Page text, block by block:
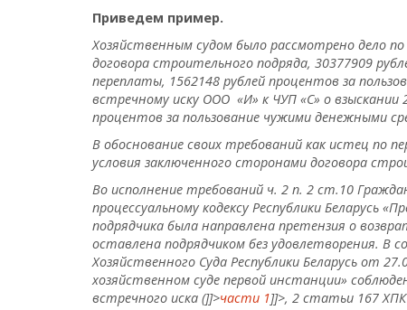
Приведем пример.
Хозяйственным судом было рассмотрено дело
договора строительного подряда, 30377909
переплаты, 1562148 рублей процентов за
встречному иску ООО «И» к ЧУП «С» о взыскании
процентов за пользование чужими денежными
В обоснование своих требований как истец по
условия заключенного сторонами договора
Во исполнение требований ч. 2 п. 2 ст.10
процессуальному кодексу Республики Беларусь
подрядчика была направлена претензия о
оставлена подрядчиком без удовлетворения.
Хозяйственного Суда Республики Беларусь от
хозяйственном суде первой инстанции»
встречного иска (]]>части 1]]>, 2 статьи 167 ХПК